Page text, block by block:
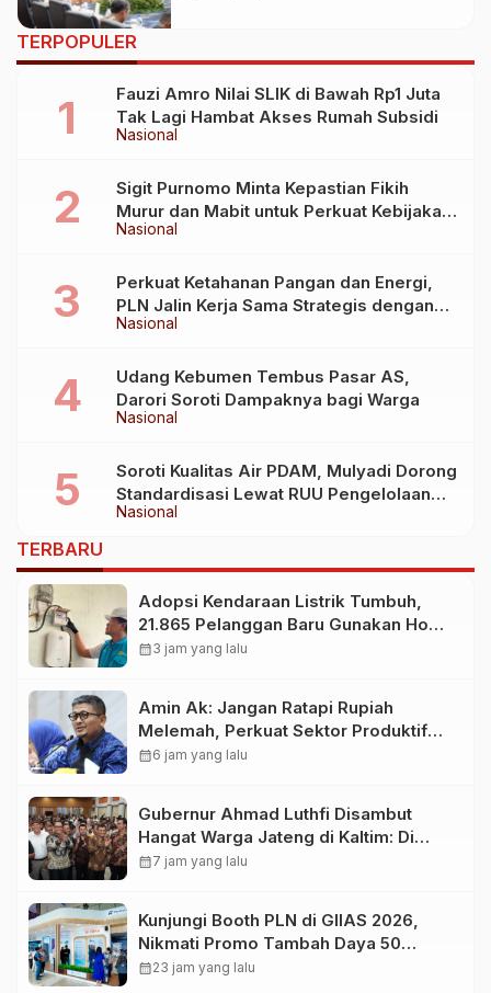
TERPOPULER
Nasional
Fauzi Amro Nilai SLIK di Bawah Rp1 Juta
Tak Lagi Hambat Akses Rumah Subsidi
Nasional
Sigit Purnomo Minta Kepastian Fikih
Murur dan Mabit untuk Perkuat Kebijakan
Haji
Nasional
Perkuat Ketahanan Pangan dan Energi,
PLN Jalin Kerja Sama Strategis dengan
Kementerian Kelautan dan Perikanan
Nasional
Udang Kebumen Tembus Pasar AS,
Darori Soroti Dampaknya bagi Warga
Nasional
Soroti Kualitas Air PDAM, Mulyadi Dorong
Standardisasi Lewat RUU Pengelolaan
Air Minum
TERBARU
Adopsi Kendaraan Listrik Tumbuh,
21.865 Pelanggan Baru Gunakan Home
Charging Services PLN pada
calendar_month3 jam yang lalu
Amin Ak: Jangan Ratapi Rupiah
Melemah, Perkuat Sektor Produktif
Negara
calendar_month6 jam yang lalu
Gubernur Ahmad Luthfi Disambut
Hangat Warga Jateng di Kaltim: Di
Mana Bumi Dipijak, Di Situ Langit
calendar_month7 jam yang lalu
Kunjungi Booth PLN di GIIAS 2026,
Nikmati Promo Tambah Daya 50
Persen
calendar_month23 jam yang lalu